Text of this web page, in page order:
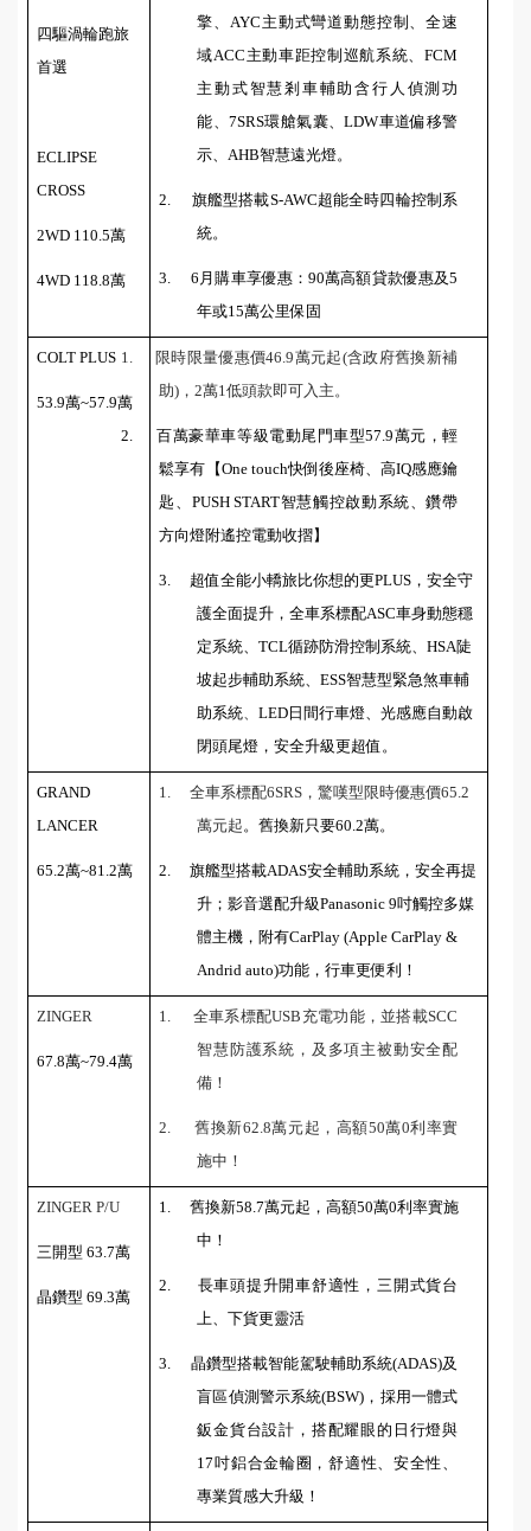
四驅渦輪跑旅
首選
ECLIPSE
CROSS
2WD 110.5萬
4WD 118.8萬
擎、 AYC 主動式彎道動態控制、全速
域ACC 主動車距控制巡航系統、FCM
主動式智慧剎車輔助含行人偵測功
能、7SRS環艙氣囊、LDW車道偏移警
示、 AHB智慧遠光燈。
2. 旗艦型搭載S-AWC超能全時四輪控制系
統。
3. 6 月購車享優惠：90萬高額貸款優惠及5
年或15萬公里保固
COLT PLUS
53.9萬~57.9萬
1. 限時限量優惠價46.9萬元起(含政府舊換新補
助) ，2萬1低頭款即可入主。
2. 百萬豪華車等級電動尾門車型57.9萬元，輕
鬆享有【One touch快倒後座椅、高IQ感應鑰
匙、 PUSH START智慧觸控啟動系統、鑽帶
方向燈附遙控電動收摺】
3. 超值全能小轎旅比你想的更PLUS ，安全守
護全面提升，全車系標配ASC車身動態穩
定系統、TCL循跡防滑控制系統、HSA陡
坡起步輔助系統、ESS智慧型緊急煞車輔
助系統 、LED日間行車燈、光感應自動啟
閉頭尾燈，安全升級更超值。
GRAND
LANCER
65.2萬~81.2萬
1. 全車系標配6SRS ，驚嘆型限時優惠價65.2
萬元起 。舊換新只要60.2萬。
2. 旗艦型搭載ADAS安全輔助系統，安全再提
升；影音選配升級Panasonic 9吋觸控多媒
體主機，附有CarPlay (Apple CarPlay &
Andrid auto)功能，行車更便利！
ZINGER
67.8萬~79.4萬
1. 全車系標配USB 充電功能，並搭載SCC
智慧防護系統，及多項主被動安全配
備！
2. 舊換新62.8萬元起，高額50萬0利率實
施中！
ZINGER P/U
三開型 63.7萬
晶鑽型 69.3萬
1. 舊換新58.7萬元起，高額50萬0利率實施
中！
2.
長車頭提升開車舒適性，三開式貨台
上、下貨更靈活
3. 晶鑽型搭載智能駕駛輔助系統(ADAS)及
盲區偵測警示系統(BSW) ， 採用一體式
鈑金貨台設計，搭配耀眼的日行燈與
17吋鋁合金輪圈，舒適性、安全性、
專業質感大升級！